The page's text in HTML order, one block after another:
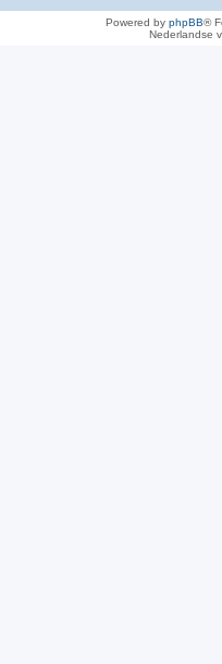
Powered by phpBB®
Nederlandse